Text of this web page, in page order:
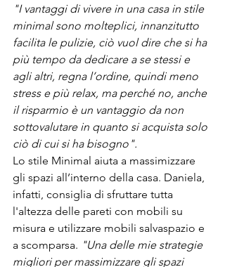
"I vantaggi di vivere in una casa in stile
minimal sono molteplici, innanzitutto
facilita le pulizie, ciò vuol dire che si ha
più tempo da dedicare a se stessi e
agli altri, regna l’ordine, quindi meno
stress e più relax, ma perché no, anche
il risparmio è un vantaggio da non
sottovalutare in quanto si acquista solo
ciò di cui si ha bisogno".
Lo stile Minimal aiuta a massimizzare
gli spazi all’interno della casa. Daniela,
infatti, consiglia di sfruttare tutta
l'altezza delle pareti con mobili su
misura e utilizzare mobili salvaspazio e
a scomparsa. "Una delle mie strategie
migliori per massimizzare gli spazi